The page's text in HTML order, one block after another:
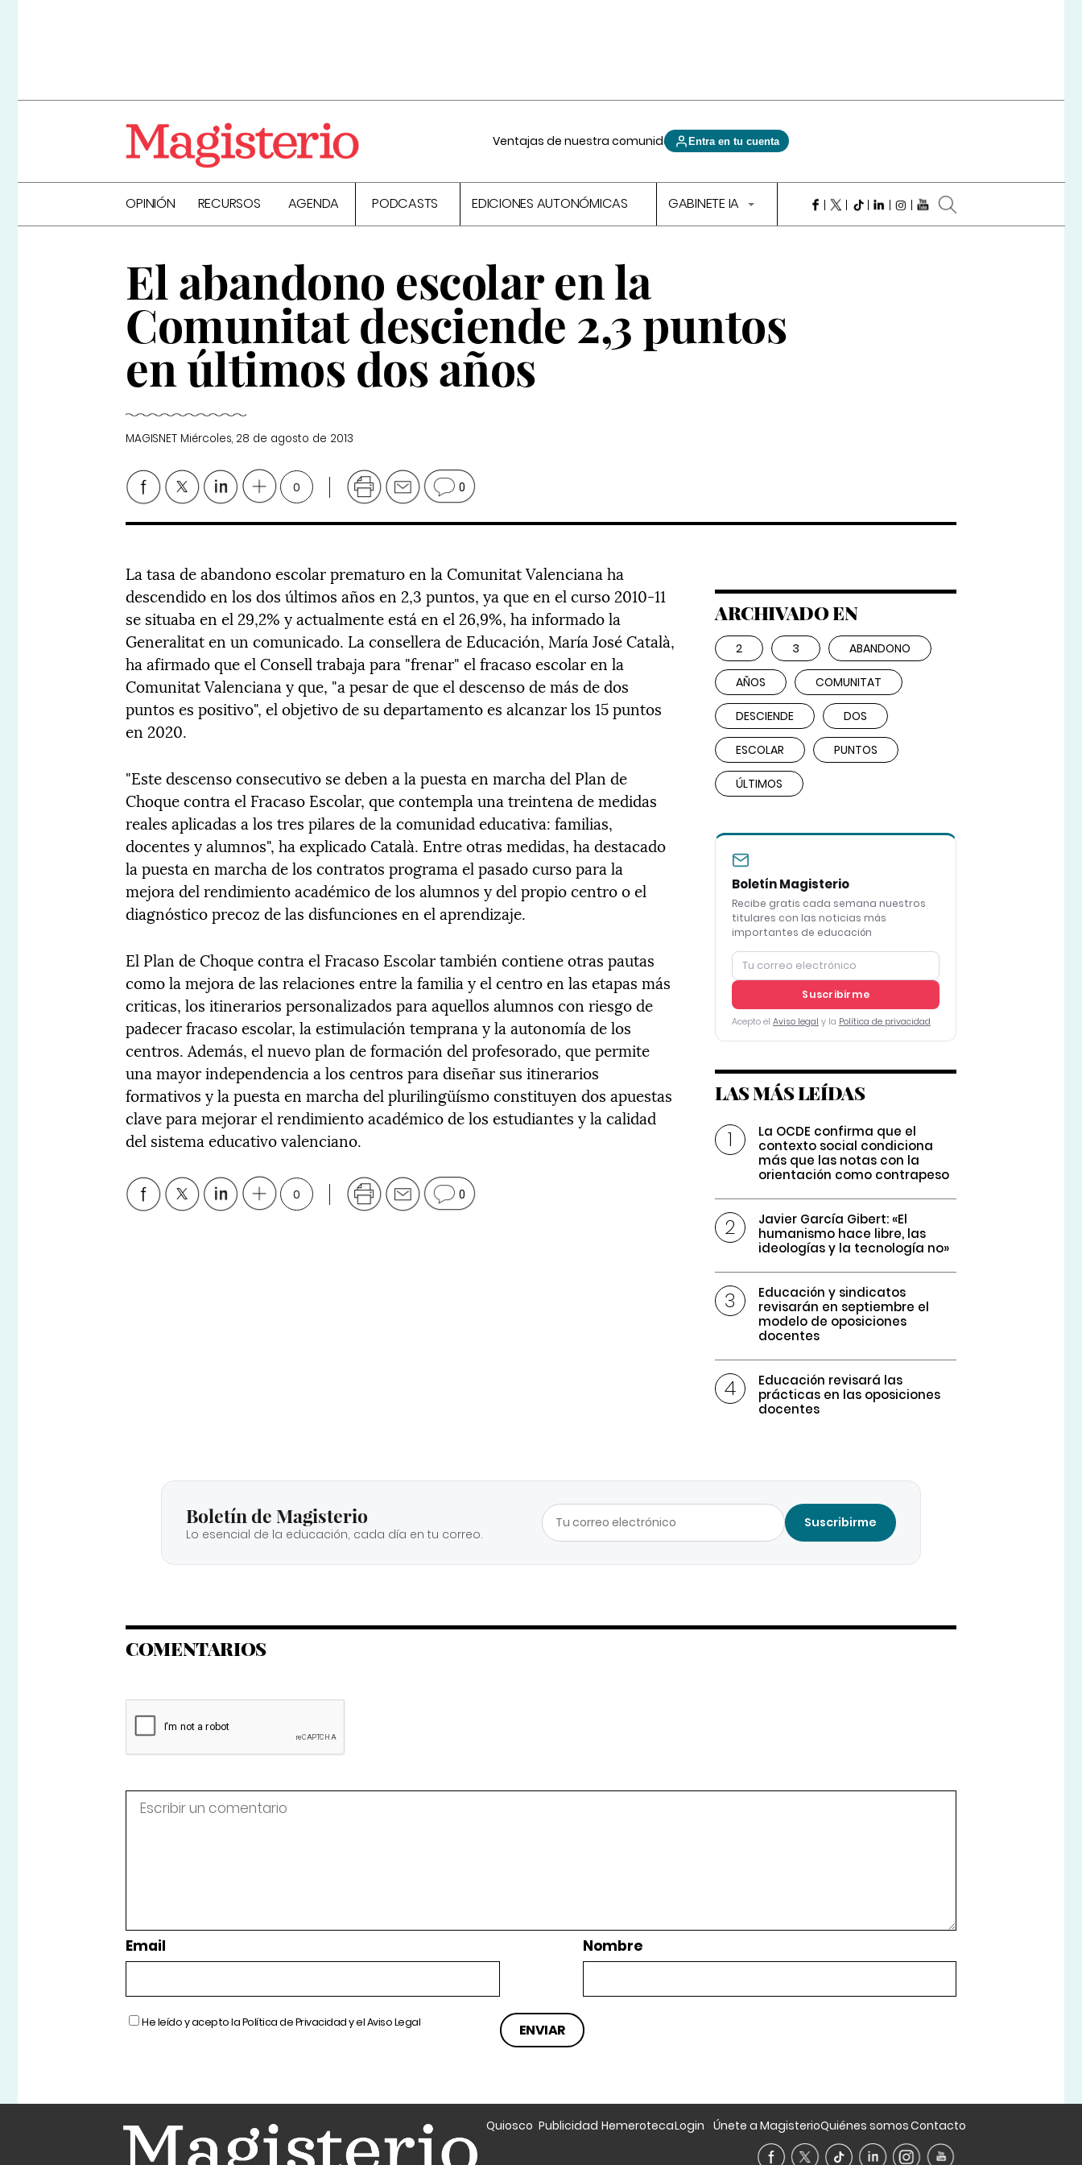
Ventajas de nuestra comunidad Entra en tu cuenta
OPINIÓN RECURSOS AGENDA PODCASTS EDICIONES AUTONÓMICAS GABINETE IA
El abandono escolar en la
Comunitat desciende 2,3 puntos
en últimos dos años
MAGISNET Miércoles, 28 de agosto de 2013
0 0
La tasa de abandono escolar prematuro en la Comunitat Valenciana ha
descendido en los dos últimos años en 2,3 puntos, ya que en el curso 2010-11
se situaba en el 29,2% y actualmente está en el 26,9%, ha informado la
Generalitat en un comunicado. La consellera de Educación, María José Català,
ha afirmado que el Consell trabaja para "frenar" el fracaso escolar en la
Comunitat Valenciana y que, "a pesar de que el descenso de más de dos
puntos es positivo", el objetivo de su departamento es alcanzar los 15 puntos
en 2020.
"Este descenso consecutivo se deben a la puesta en marcha del Plan de
Choque contra el Fracaso Escolar, que contempla una treintena de medidas
reales aplicadas a los tres pilares de la comunidad educativa: familias,
docentes y alumnos", ha explicado Català. Entre otras medidas, ha destacado
la puesta en marcha de los contratos programa el pasado curso para la
mejora del rendimiento académico de los alumnos y del propio centro o el
diagnóstico precoz de las disfunciones en el aprendizaje.
El Plan de Choque contra el Fracaso Escolar también contiene otras pautas
como la mejora de las relaciones entre la familia y el centro en las etapas más
criticas, los itinerarios personalizados para aquellos alumnos con riesgo de
padecer fracaso escolar, la estimulación temprana y la autonomía de los
centros. Además, el nuevo plan de formación del profesorado, que permite
una mayor independencia a los centros para diseñar sus itinerarios
formativos y la puesta en marcha del plurilingüísmo constituyen dos apuestas
clave para mejorar el rendimiento académico de los estudiantes y la calidad
del sistema educativo valenciano.
0 0
ARCHIVADO EN
2 3 ABANDONO
AÑOS COMUNITAT
DESCIENDE DOS
ESCOLAR PUNTOS
ÚLTIMOS
Boletín Magisterio
Recibe gratis cada semana nuestros
titulares con las noticias más
importantes de educación
Suscribirme
Acepto el Aviso legal y la Política de privacidad
LAS MÁS LEÍDAS
La OCDE confirma que el
contexto social condiciona
más que las notas con la
orientación como contrapeso
Javier García Gibert: «El
humanismo hace libre, las
ideologías y la tecnología no»
Educación y sindicatos
revisarán en septiembre el
modelo de oposiciones
docentes
Educación revisará las
prácticas en las oposiciones
docentes
Boletín de Magisterio
Lo esencial de la educación, cada día en tu correo.
Suscribirme
COMENTARIOS
Email Nombre
He leído y acepto laPolítica de Privacidady elAviso Legal
Quiosco Publicidad HemerotecaLogin Únete a MagisterioQuiénes somosContacto